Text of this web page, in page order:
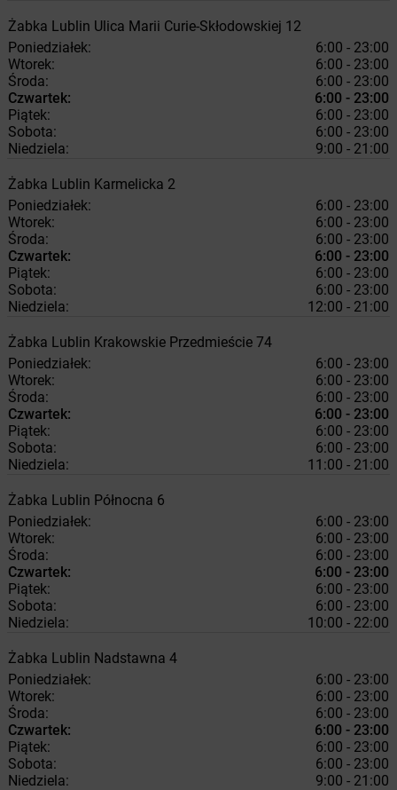
Żabka Lublin Ulica Marii Curie-Skłodowskiej 12
Poniedziałek:
6:00 - 23:00
Wtorek:
6:00 - 23:00
Środa:
6:00 - 23:00
Czwartek:
6:00 - 23:00
Piątek:
6:00 - 23:00
Sobota:
6:00 - 23:00
Niedziela:
9:00 - 21:00
Żabka Lublin Karmelicka 2
Poniedziałek:
6:00 - 23:00
Wtorek:
6:00 - 23:00
Środa:
6:00 - 23:00
Czwartek:
6:00 - 23:00
Piątek:
6:00 - 23:00
Sobota:
6:00 - 23:00
Niedziela:
12:00 - 21:00
Żabka Lublin Krakowskie Przedmieście 74
Poniedziałek:
6:00 - 23:00
Wtorek:
6:00 - 23:00
Środa:
6:00 - 23:00
Czwartek:
6:00 - 23:00
Piątek:
6:00 - 23:00
Sobota:
6:00 - 23:00
Niedziela:
11:00 - 21:00
Żabka Lublin Północna 6
Poniedziałek:
6:00 - 23:00
Wtorek:
6:00 - 23:00
Środa:
6:00 - 23:00
Czwartek:
6:00 - 23:00
Piątek:
6:00 - 23:00
Sobota:
6:00 - 23:00
Niedziela:
10:00 - 22:00
Żabka Lublin Nadstawna 4
Poniedziałek:
6:00 - 23:00
Wtorek:
6:00 - 23:00
Środa:
6:00 - 23:00
Czwartek:
6:00 - 23:00
Piątek:
6:00 - 23:00
Sobota:
6:00 - 23:00
Niedziela:
9:00 - 21:00